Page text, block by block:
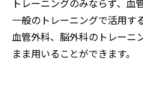
トレーニングのみならず、血
一般のトレーニングで活用す
血管外科、脳外科のトレーニ
まま用いることができます。